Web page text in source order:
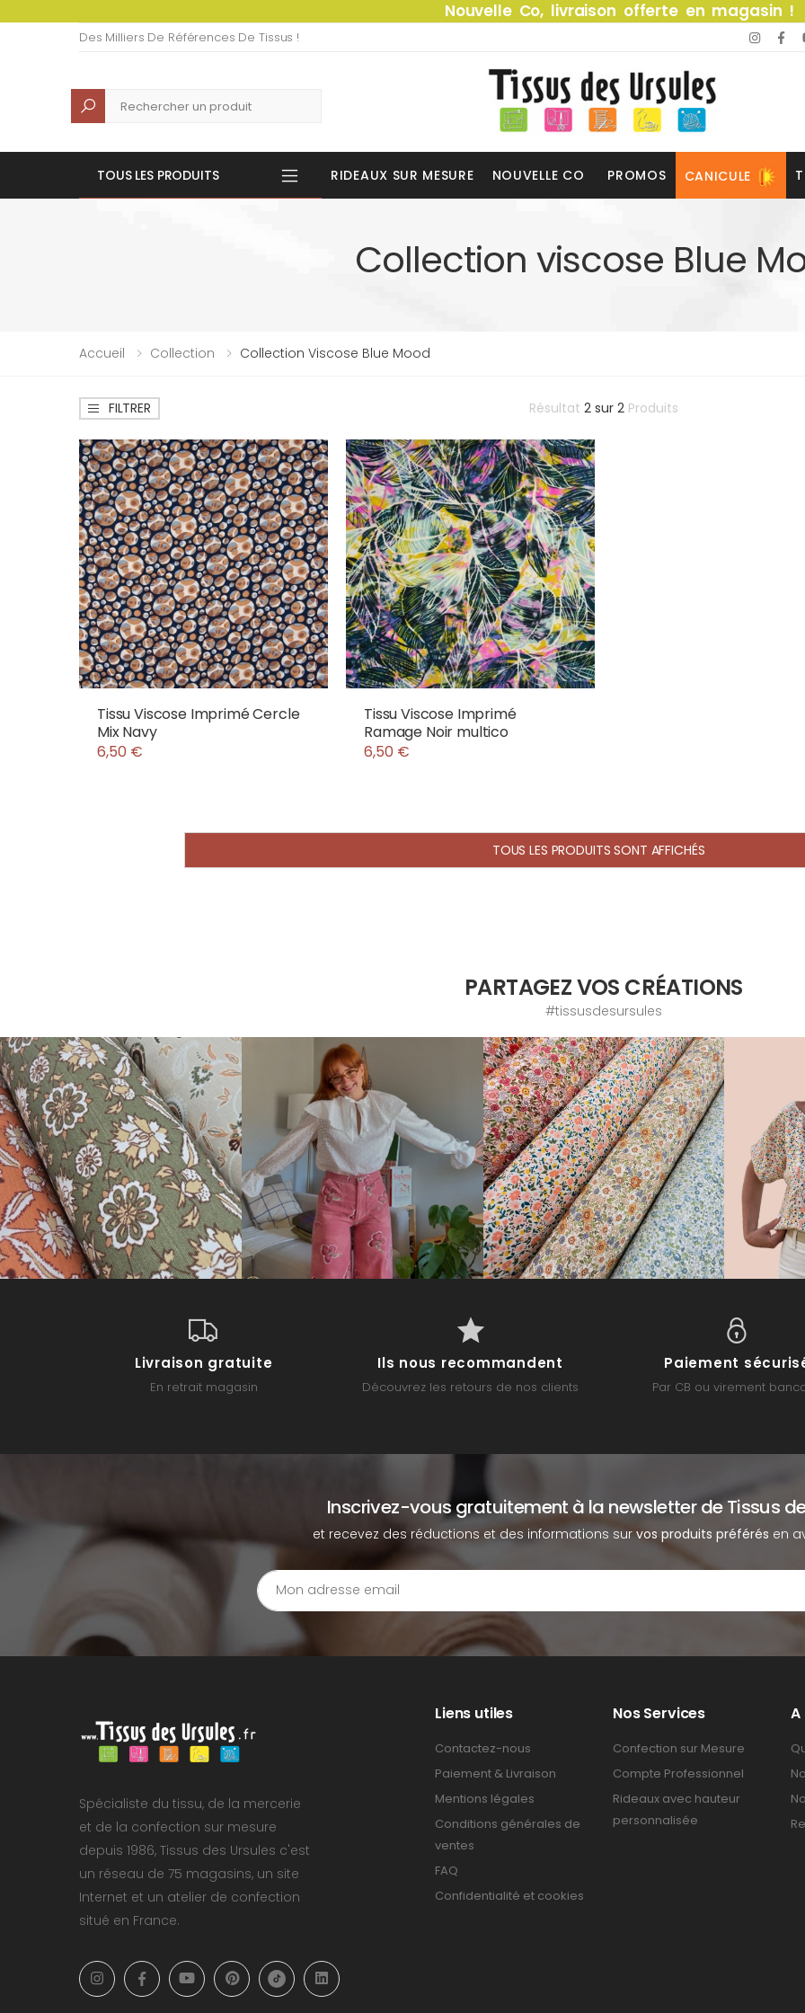
Nouvelle Co, livraison offerte en magasin !
Des Milliers De Références De Tissus !
Recherche
TOUS LES PRODUITS RIDEAUX SUR MESURE NOUVELLE CO PROMOS CANICULE
Collection viscose Blue
Accueil Collection Collection Viscose Blue Mood
FILTRER Résultat 2 sur 2 Produits
Tissu Viscose Imprimé Cercle
Mix Navy
6,50 €
Tissu Viscose Imprimé
Ramage Noir multico
6,50 €
TOUS LES PRODUITS SONT AFFICHÉS
PARTAGEZ VOS CRÉATIONS
#tissusdesursules
Livraison gratuite
En retrait magasin
Ils nous recommandent
Découvrez les retours de nos clients
Paiement
Par CB ou virement
Inscrivez-vous gratuitement à la newsletter de Tissus
et recevez des réductions et des informations survos produits préférés en
Spécialiste du tissu, de la mercerie
et de la confection sur mesure
depuis 1986, Tissus des Ursules c'est
un réseau de 75 magasins, un site
Internet et un atelier de confection
situé en France.
Liens utiles
Contactez-nous
Paiement & Livraison
Mentions légales
Conditions générales de
ventes
FAQ
Confidentialité et cookies
Nos Services
Confection sur Mesure
Compte Professionnel
Rideaux avec hauteur
personnalisée